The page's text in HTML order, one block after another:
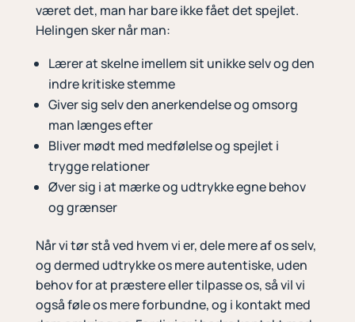
været det, man har bare ikke fået det spejlet.
Helingen sker når man:
Lærer at skelne imellem sit unikke selv og den
indre kritiske stemme
Giver sig selv den anerkendelse og omsorg
man længes efter
Bliver mødt med medfølelse og spejlet i
trygge relationer
Øver sig i at mærke og udtrykke egne behov
og grænser
Når vi tør stå ved hvem vi er, dele mere af os selv,
og dermed udtrykke os mere autentiske, uden
behov for at præstere eller tilpasse os, så vil vi
også føle os mere forbundne, og i kontakt med